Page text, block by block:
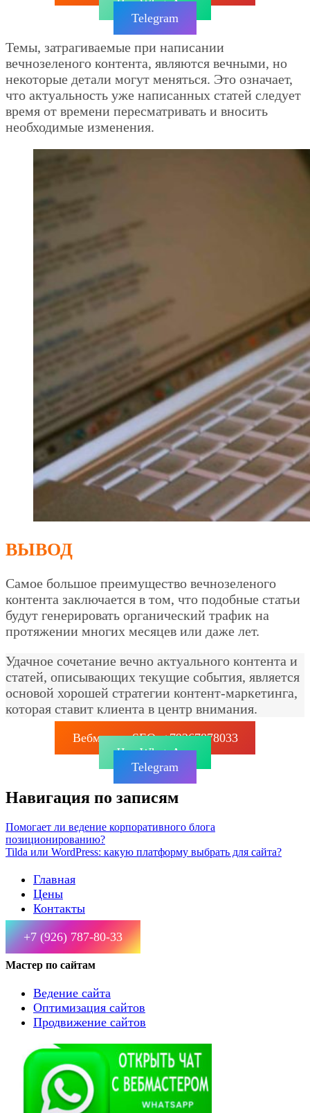
Чат WhatsApp
Telegram
Темы, затрагиваемые при написании
вечнозеленого контента, являются вечными, но
некоторые детали могут меняться. Это означает,
что актуальность уже написанных статей следует
время от времени пересматривать и вносить
необходимые изменения.
ВЫВОД
Самое большое преимущество вечнозеленого
контента заключается в том, что подобные статьи
будут генерировать органический трафик на
протяжении многих месяцев или даже лет.
Удачное сочетание вечно актуального контента и
статей, описывающих текущие события, является
основой хорошей стратегии контент-маркетинга,
которая ставит клиента в центр внимания.
Вебмастер SEO: +79267878033
Чат WhatsApp
Telegram
Навигация по записям
Помогает ли ведение корпоративного блога
позиционированию?
Tilda или WordPress: какую платформу выбрать для сайта?
Главная
Цены
Контакты
+7 (926) 787-80-33
Мастер по сайтам
Ведение сайта
Оптимизация сайтов
Продвижение сайтов